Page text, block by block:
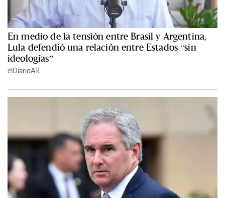
En medio de la tensión entre Brasil y Argentina,
Lula defendió una relación entre Estados “sin
ideologías”
elDiarioAR